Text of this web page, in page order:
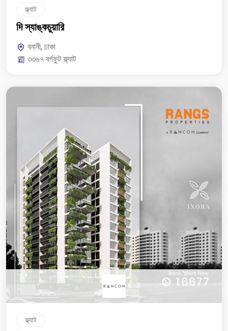
ফ্ল্যাট
দি স্যাঙ্কচুয়ারি
বনানী, ঢাকা
৩৩৬৭ বর্গফুট ফ্ল্যাট
ফ্ল্যাট